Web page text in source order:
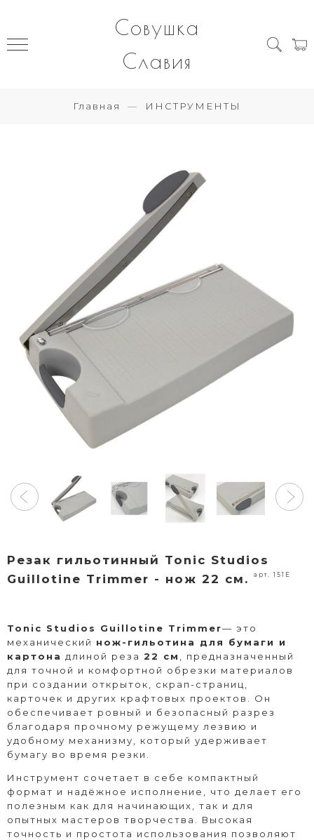
Совушка
Славия
Главная ИНСТРУМЕНТЫ
Резак гильотинный Tonic Studios
Guillotine Trimmer - нож 22 см.
арт. 151E
Tonic Studios Guillotine Trimmer— это
механический нож-гильотина для бумаги и
картона длиной реза 22 см
, предназначенный
для точной и комфортной обрезки материалов
при создании открыток, скрап-страниц,
карточек и других крафтовых проектов. Он
обеспечивает ровный и безопасный разрез
благодаря прочному режущему лезвию и
удобному механизму, который удерживает
бумагу во время резки.
Инструмент сочетает в себе компактный
формат и надёжное исполнение, что делает его
полезным как для начинающих, так и для
опытных мастеров творчества. Высокая
точность и простота использования позволяют